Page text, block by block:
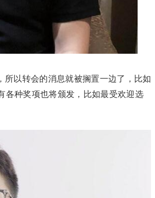
以转会的消息就被搁置一边了，比如
各种奖项也将颁发，比如最受欢迎选